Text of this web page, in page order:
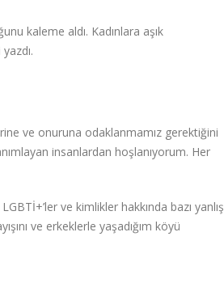
kaleme aldı. Kadınlara aşık
ve onuruna odaklanmamız gerektiğini
insanlardan hoşlanıyorum. Her
ve kimlikler hakkında bazı yanlış
ve erkeklerle yaşadığım köyü